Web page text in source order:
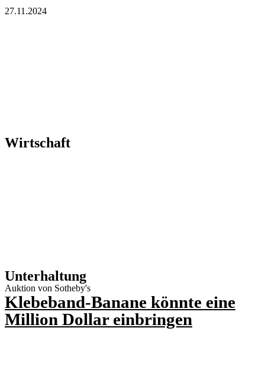
27.11.2024
Wirtschaft
Unterhaltung
Auktion von Sotheby's
Klebeband-Banane könnte eine
Million Dollar einbringen